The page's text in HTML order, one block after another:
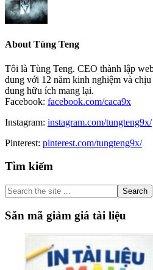
About Tùng Teng
Tôi là Tùng Teng. CEO thành lập
dung với 12 năm kinh nghiệm và
dung hữu ích mang lại.
Facebook: facebook.com/caca9x
Instagram: instagram.com/tungteng9x/
Pinterest: pinterest.com/tungteng9x/
Primary
Sidebar
Tìm kiếm
Search
the
site
...
Săn mã giảm giá tài liệu